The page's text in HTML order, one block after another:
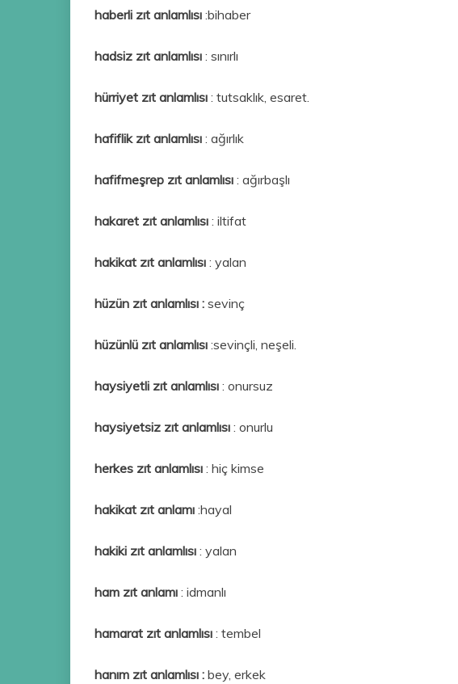
haberli zıt anlamlısı :bihaber
hadsiz zıt anlamlısı : sınırlı
hürriyet zıt anlamlısı : tutsaklık, esaret.
hafiflik zıt anlamlısı : ağırlık
hafifmeşrep zıt anlamlısı : ağırbaşlı
hakaret zıt anlamlısı : iltifat
hakikat zıt anlamlısı : yalan
hüzün zıt anlamlısı : sevinç
hüzünlü zıt anlamlısı :sevinçli, neşeli.
haysiyetli zıt anlamlısı : onursuz
haysiyetsiz zıt anlamlısı : onurlu
herkes zıt anlamlısı : hiç kimse
hakikat zıt anlamı :hayal
hakiki zıt anlamlısı : yalan
ham zıt anlamı : idmanlı
hamarat zıt anlamlısı : tembel
hanım zıt anlamlısı : bey, erkek